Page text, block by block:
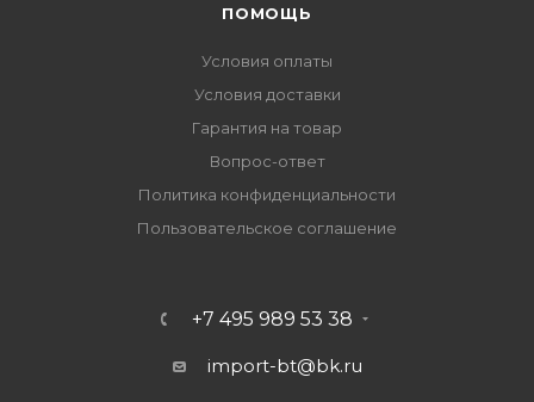
ПОМОЩЬ
Условия оплаты
Условия доставки
Гарантия на товар
Вопрос-ответ
Политика конфиденциальности
Пользовательское соглашение
+7 495 989 53 38
import-bt@bk.ru